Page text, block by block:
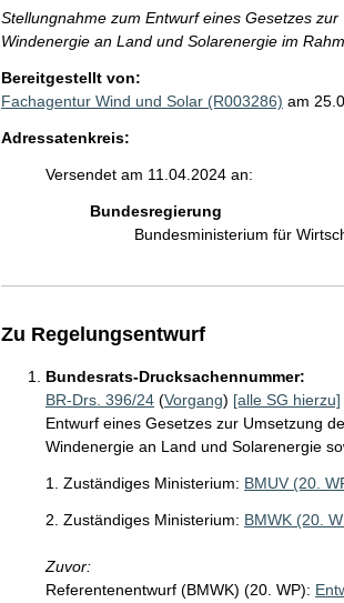
Stellungnahme zum Entwurf eines Gesetzes
Windenergie an Land und Solarenergie im
Bereitgestellt von:
Fachagentur Wind und Solar (R003286) am
Adressatenkreis:
Versendet am 11.04.2024 an:
Bundesregierung
Bundesministerium für
Zu Regelungsentwurf
Bundesrats-Drucksachennummer:
BR-Drs. 396/24(Vorgang) [alle SG hierzu]
Entwurf eines Gesetzes zur Umsetzung
Windenergie an Land und Solarenergie
1. Zuständiges Ministerium: BMUV (20.
2. Zuständiges Ministerium: BMWK (20.
Zuvor:
Referentenentwurf (BMWK) (20. WP):